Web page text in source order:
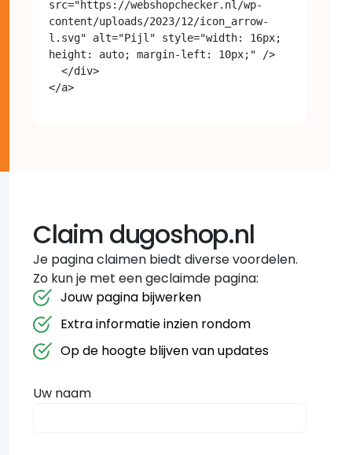
src="https://webshopchecker.nl/wp-
content/uploads/2023/12/icon_arrow-
l.svg" alt="Pijl" style="width: 16px;
height: auto; margin-left: 10px;" />
Claim dugoshop.nl
Je pagina claimen biedt diverse voordelen.
Zo kun je met een geclaimde pagina:
Jouw pagina bijwerken
Extra informatie inzien rondom
Op de hoogte blijven van updates
Uw naam